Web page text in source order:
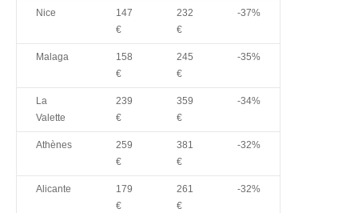
Nice
147
€
232
€
-37%
Malaga
158
€
245
€
-35%
La
Valette
239
€
359
€
-34%
Athènes
259
€
381
€
-32%
Alicante
179
€
261
€
-32%